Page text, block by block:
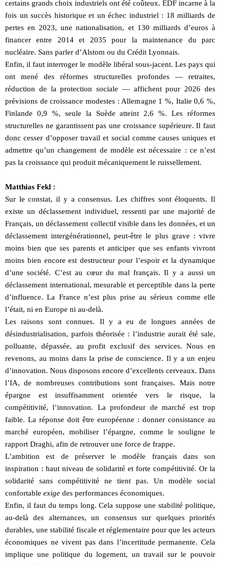
certains grands choix industriels ont été coûteux. EDF incarne à la
fois un succès historique et un échec industriel : 18 milliards de
pertes en 2023, une nationalisation, et 130 milliards d’euros à
financer entre 2014 et 2035 pour la maintenance du parc
nucléaire. Sans parler d’Alstom ou du Crédit Lyonnais.
Enfin, il faut interroger le modèle libéral sous-jacent. Les pays qui
ont mené des réformes structurelles profondes — retraites,
réduction de la protection sociale — affichent pour 2026 des
prévisions de croissance modestes : Allemagne 1 %, Italie 0,6 %,
Finlande 0,9 %, seule la Suède atteint 2,6 %. Les réformes
structurelles ne garantissent pas une croissance supérieure. Il faut
donc cesser d’opposer travail et social comme causes uniques et
admettre qu’un changement de modèle est nécessaire : ce n’est
pas la croissance qui produit mécaniquement le ruissellement.
Matthias Fekl :
Sur le constat, il y a consensus. Les chiffres sont éloquents. Il
existe un déclassement individuel, ressenti par une majorité de
Français, un déclassement collectif visible dans les données, et un
déclassement intergénérationnel, peut-être le plus grave : vivre
moins bien que ses parents et anticiper que ses enfants vivront
moins bien encore est destructeur pour l’espoir et la dynamique
d’une société. C’est au cœur du mal français. Il y a aussi un
déclassement international, mesurable et perceptible dans la perte
d’influence. La France n’est plus prise au sérieux comme elle
l’était, ni en Europe ni au-delà.
Les raisons sont connues. Il y a eu de longues années de
désindustrialisation, parfois théorisée : l’industrie aurait été sale,
polluante, dépassée, au profit exclusif des services. Nous en
revenons, au moins dans la prise de conscience. Il y a un enjeu
d’innovation. Nous disposons encore d’excellents cerveaux. Dans
l’IA, de nombreuses contributions sont françaises. Mais notre
épargne est insuffisamment orientée vers le risque, la
compétitivité, l’innovation. La profondeur de marché est trop
faible. La réponse doit être européenne : donner consistance au
marché européen, mobiliser l’épargne, comme le souligne le
rapport Draghi, afin de retrouver une force de frappe.
L’ambition est de préserver le modèle français dans son
inspiration : haut niveau de solidarité et forte compétitivité. Or la
solidarité sans compétitivité ne tient pas. Un modèle social
confortable exige des performances économiques.
Enfin, il faut du temps long. Cela suppose une stabilité politique,
au-delà des alternances, un consensus sur quelques priorités
durables, une stabilité fiscale et réglementaire pour que les acteurs
économiques ne vivent pas dans l’incertitude permanente. Cela
implique une politique du logement, un travail sur le pouvoir